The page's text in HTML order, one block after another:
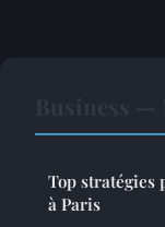
Top stratégies
à Paris